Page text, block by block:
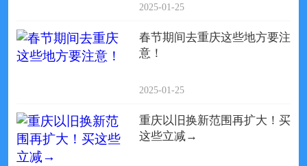
2025-01-25
春节期间去重庆这些地方要注
意！
2025-01-25
重庆以旧换新范围再扩大！买
这些立减→